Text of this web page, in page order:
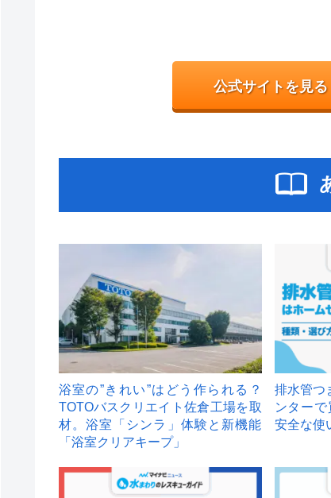
公式サイトを見る
浴室の”きれい”はどう作られる？
TOTOバスクリエイト佐倉工場を取
材。浴室「シンラ」体験と新機能
「浴室クリアキープ」
排水管つ
ンター
安全な使